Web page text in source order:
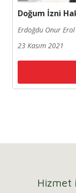
Doğum İzni
Erdoğdu Onur Erol
23 Kasım 2021
Hizmet